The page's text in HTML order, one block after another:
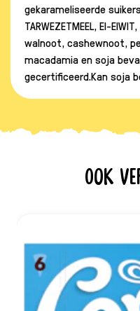
gekarameliseerde
TARWEZETMEEL, EI-
walnoot, cashewnoot,
macadamia en soja
gecertificeerd.Kan soja
Ook